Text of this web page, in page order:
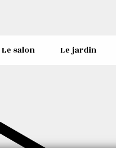
Le salon Le jardin